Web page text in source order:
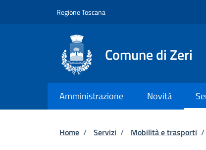
Regione Toscana
Comune di Zeri
Amministrazione Novità
Briciole di pane
Home / Servizi / Mobilità e trasporti /